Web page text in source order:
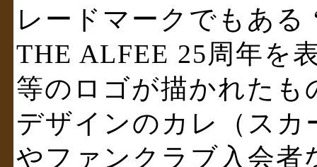
レードマークでもあ
THE ALFEE 25周年を
等のロゴが描かれた
デザインのカレ（スカ
やファンクラブ入会者